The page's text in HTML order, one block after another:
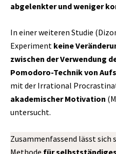
abgelenkter und weniger
In einer weiteren Studie
Experiment keine
zwischen der Verwendung
Pomodoro-Technik von
mit der Irrational
akademischer Motivation
untersucht.
Zusammenfassend lässt sich